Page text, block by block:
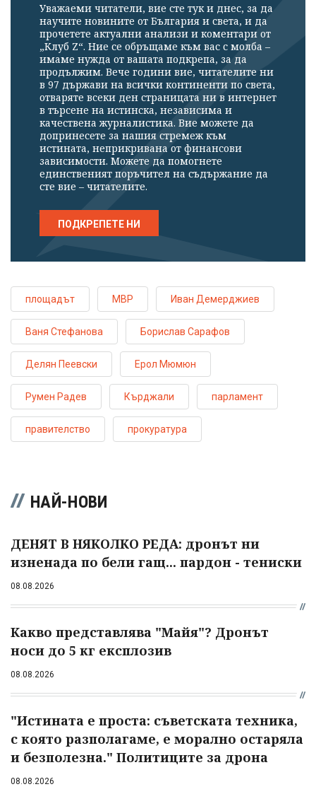
Уважаеми читатели, вие сте тук и днес, за да
научите новините от България и света, и да
прочетете актуални анализи и коментари от
„Клуб Z“. Ние се обръщаме към вас с молба –
имаме нужда от вашата подкрепа, за да
продължим. Вече години вие, читателите ни
в 97 държави на всички континенти по света,
отваряте всеки ден страницата ни в интернет
в търсене на истинска, независима и
качествена журналистика. Вие можете да
допринесете за нашия стремеж към
истината, неприкривана от финансови
зависимости. Можете да помогнете
единственият поръчител на съдържание да
сте вие – читателите.
ПОДКРЕПЕТЕ НИ
площадът МВР Иван Демерджиев
Ваня Стефанова Борислав Сарафов
Делян Пеевски Ерол Мюмюн
Румен Радев Кърджали парламент
правителство прокуратура
НАЙ-НОВИ
ДЕНЯТ В НЯКОЛКО РЕДА: дронът ни
изненада по бели гащ... пардон - тениски
08.08.2026
Какво представлява "Майя"? Дронът
носи до 5 кг експлозив
08.08.2026
"Истината е проста: съветската техника,
с която разполагаме, е морално остаряла
и безполезна." Политиците за дрона
08.08.2026